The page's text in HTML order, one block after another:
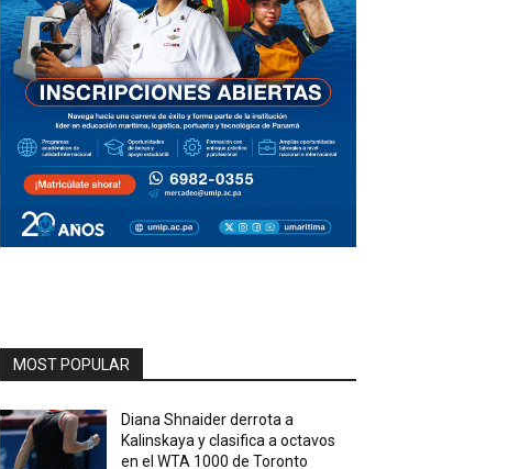
MOST POPULAR
Diana Shnaider derrota a
Kalinskaya y clasifica a octavos
en el WTA 1000 de Toronto